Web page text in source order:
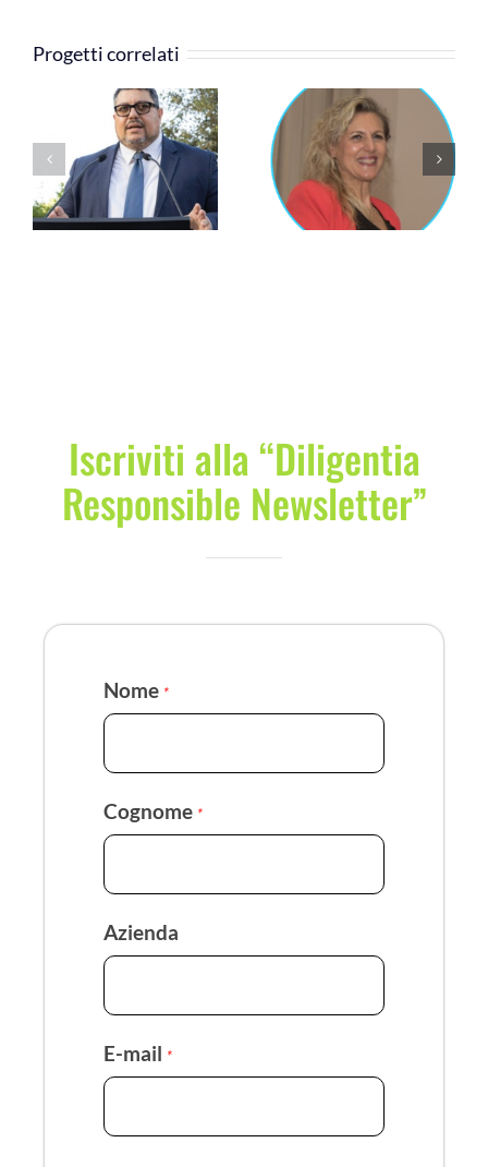
Progetti correlati
Cinzia Rossi Silvia Grandi
Iscriviti alla “Diligentia
Responsible Newsletter”
Nome *
Cognome *
Azienda
E-mail *